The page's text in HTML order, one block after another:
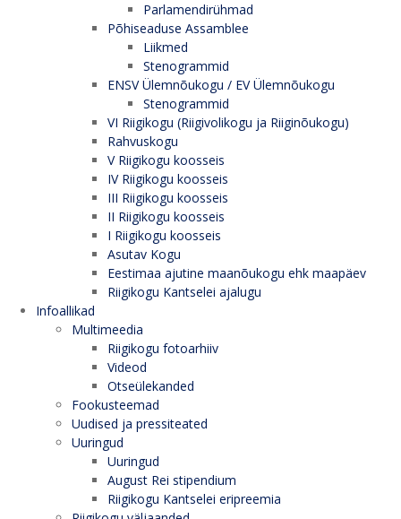
Parlamendirühmad
Põhiseaduse Assamblee
Liikmed
Stenogrammid
ENSV Ülemnõukogu / EV Ülemnõukogu
Stenogrammid
VI Riigikogu (Riigivolikogu ja Riiginõukogu)
Rahvuskogu
V Riigikogu koosseis
IV Riigikogu koosseis
III Riigikogu koosseis
II Riigikogu koosseis
I Riigikogu koosseis
Asutav Kogu
Eestimaa ajutine maanõukogu ehk maapäev
Riigikogu Kantselei ajalugu
Infoallikad
Multimeedia
Riigikogu fotoarhiiv
Videod
Otseülekanded
Fookusteemad
Uudised ja pressiteated
Uuringud
Uuringud
August Rei stipendium
Riigikogu Kantselei eripreemia